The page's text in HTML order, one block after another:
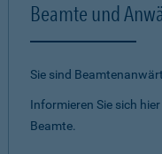
Beamte und
Sie sind
Informieren Sie sich
Beamte.